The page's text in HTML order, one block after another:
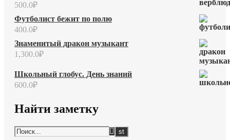
500.0₽
Футболист бежит по полю
400.0₽
Знаменитый дракон музыкант
1,300.0₽
Школьный глобус. День знаний
600.0₽
Найти заметку